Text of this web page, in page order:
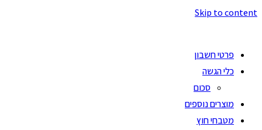
Skip to content
פרטי חשבון
כלי הגשה
סכום
מוצרים נוספים
מטבחי חוץ